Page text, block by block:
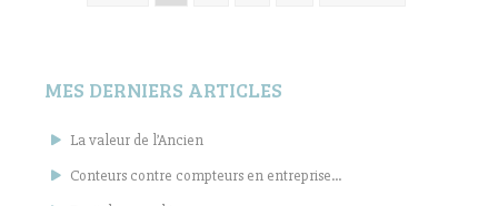
MES DERNIERS ARTICLES
La valeur de l’Ancien
Conteurs contre compteurs en entreprise…